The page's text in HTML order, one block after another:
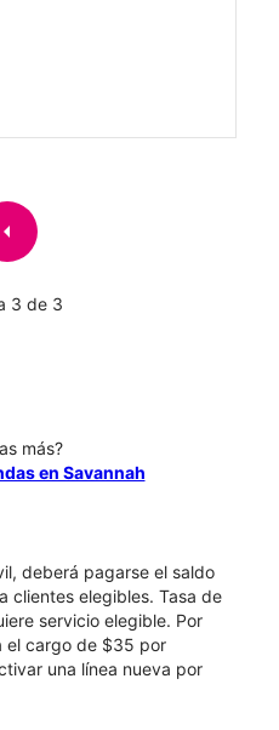
arrow_left
3 de 3
más?
en Savannah
deberá pagarse el saldo
clientes elegibles. Tasa de
servicio elegible. Por
el cargo de $35 por
una línea nueva por